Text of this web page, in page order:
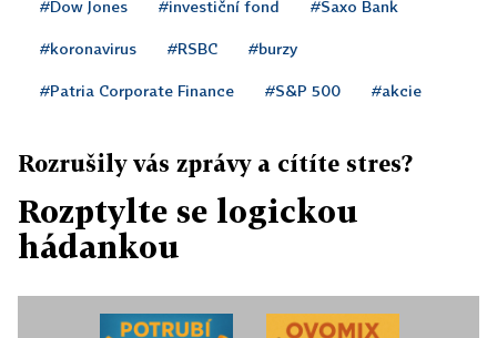
#Dow Jones #investiční fond #Saxo Bank
#koronavirus #RSBC #burzy
#Patria Corporate Finance #S&P 500 #akcie
Rozrušily vás zprávy a cítíte stres?
Rozptylte se logickou
hádankou